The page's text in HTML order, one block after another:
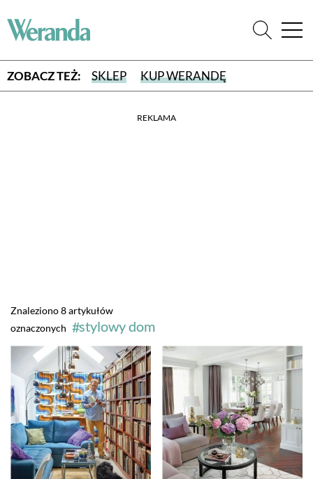
ZOBACZ TEŻ: SKLEP KUP WERANDĘ
REKLAMA
Znaleziono 8 artykułów
oznaczonych
stylowy dom